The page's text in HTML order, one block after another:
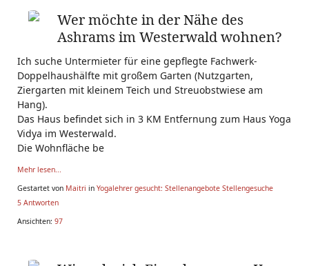
Wer möchte in der Nähe des
Ashrams im Westerwald wohnen?
Ich suche Untermieter für eine gepflegte Fachwerk-
Doppelhaushälfte mit großem Garten (Nutzgarten,
Ziergarten mit kleinem Teich und Streuobstwiese am
Hang).
Das Haus befindet sich in 3 KM Entfernung zum Haus Yoga
Vidya im Westerwald.
Die Wohnfläche be
Mehr lesen...
Gestartet von Maitri in Yogalehrer gesucht: Stellenangebote Stellengesuche
5 Antworten
Ansichten: 97